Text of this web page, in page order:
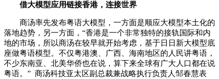
借大模型应用链接香港，连接世界
商汤率先发布粤语大模型，一方面是顺应大模型本土化的
落地趋势，另一方面，“香港是一个非常独特的接轨国际和内
地的市场，所以商汤在较早就开始考虑，基于日日新大模型底
座做粤语模型。不仅粤港澳、广西、海南地区的人民讲粤语，
不少东南亚、北美华侨也在说，算下来全球有广大人口都在说
粤语。” 商汤科技亚太区副总裁兼战略执行负责人邹春慧表